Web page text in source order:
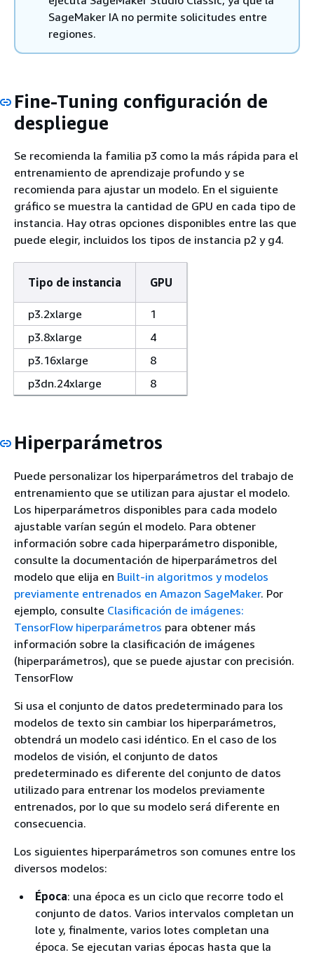
SageMaker IA no permite solicitudes entre
regiones.
Fine-Tuning configuración de
despliegue
Se recomienda la familia p3 como la más rápida para el
entrenamiento de aprendizaje profundo y se
recomienda para ajustar un modelo. En el siguiente
gráfico se muestra la cantidad de GPU en cada tipo de
instancia. Hay otras opciones disponibles entre las que
puede elegir, incluidos los tipos de instancia p2 y g4.
Tipo de instancia GPU
p3.2xlarge
1
p3.8xlarge
4
p3.16xlarge
8
p3dn.24xlarge
8
Hiperparámetros
Puede personalizar los hiperparámetros del trabajo de
entrenamiento que se utilizan para ajustar el modelo.
Los hiperparámetros disponibles para cada modelo
ajustable varían según el modelo. Para obtener
información sobre cada hiperparámetro disponible,
consulte la documentación de hiperparámetros del
modelo que elija en Built-in algoritmos y modelos
previamente entrenados en Amazon SageMaker. Por
ejemplo, consulte Clasificación de imágenes:
TensorFlow hiperparámetros para obtener más
información sobre la clasificación de imágenes
(hiperparámetros), que se puede ajustar con precisión.
TensorFlow
Si usa el conjunto de datos predeterminado para los
modelos de texto sin cambiar los hiperparámetros,
obtendrá un modelo casi idéntico. En el caso de los
modelos de visión, el conjunto de datos
predeterminado es diferente del conjunto de datos
utilizado para entrenar los modelos previamente
entrenados, por lo que su modelo será diferente en
consecuencia.
Los siguientes hiperparámetros son comunes entre los
diversos modelos:
Época: una época es un ciclo que recorre todo el
conjunto de datos. Varios intervalos completan un
lote y, finalmente, varios lotes completan una
época. Se ejecutan varias épocas hasta que la